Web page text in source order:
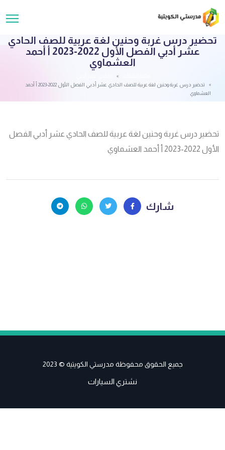
تحضير درس غربة وحنين لغة عربية للصف الحادي
عشر أدبي الفصل الأول 2022-2023 أ أحمد
العشماوي
تحضير درس غربة وحنين لغة عربية للصف الحادي عشر أدبي الفصل الأول 2022-2023 أ أحمد
العشماوي
تحضير درس غربة وحنين لغة عربية للصف الحادي عشر أدبي الفصل
الأول 2022-2023 أ أحمد العشماوي
شارك
جميع الحقوق محفوظة مدرستي الكويتية © 2023
نشتري السيارات